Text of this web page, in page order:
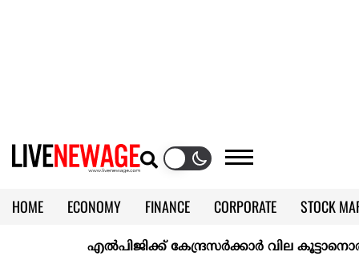
HOME ECONOMY FINANCE CORPORATE
STOCK
KERALA @70
എല്‍പിജിക്ക് കേന്ദ്രസർക്കാർ വില